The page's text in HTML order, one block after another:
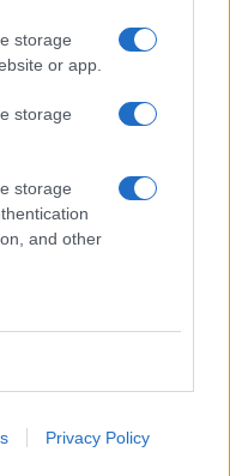
storage
or app.
storage
storage
and other
Privacy Policy